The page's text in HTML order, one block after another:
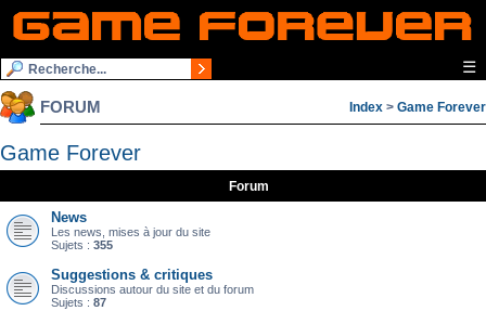
☰
FORUM Index > Game Forever
Game Forever
Forum
News
Les news, mises à jour du site
Sujets : 355
Suggestions & critiques
Discussions autour du site et du forum
Sujets : 87